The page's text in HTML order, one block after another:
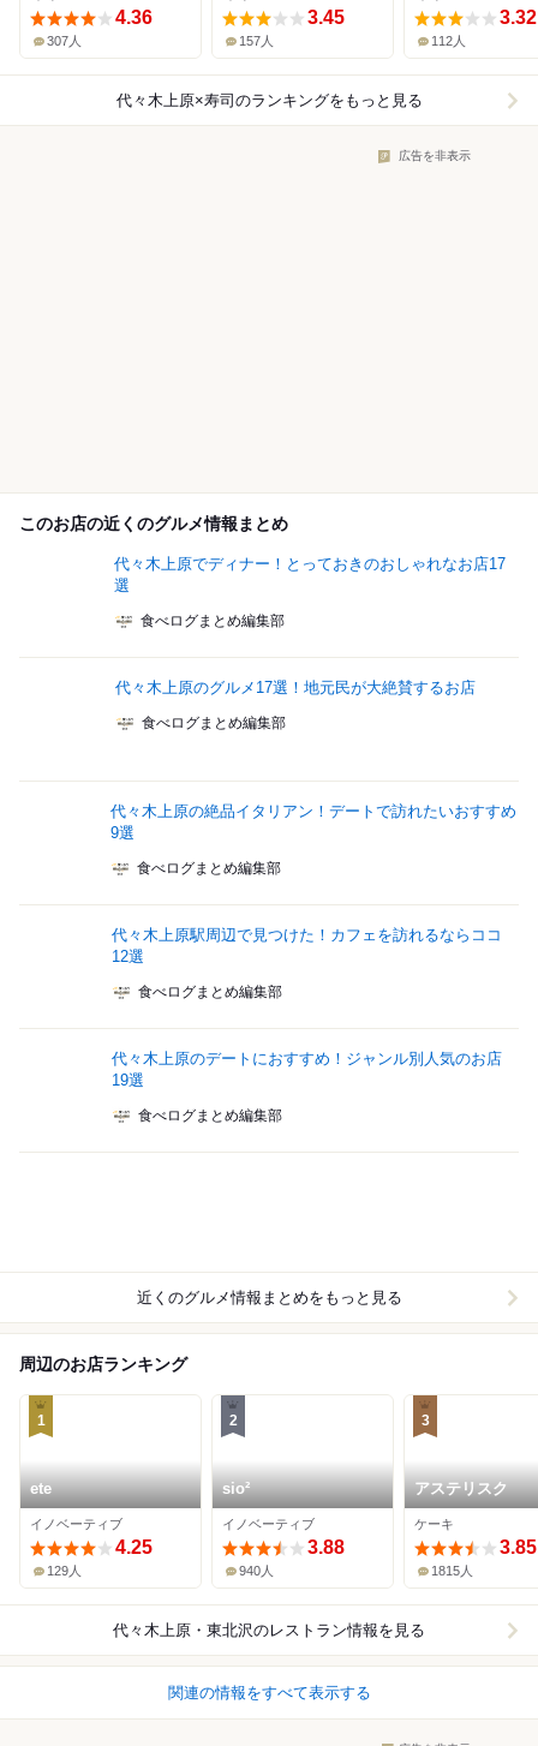
4.36
307人
3.45
157人
3.32
112人
代々木上原×寿司 のランキングをもっと見る
広告を非表示
このお店の近くのグルメ情報まとめ
代々木上原でディナー！とっておきのおしゃれなお店17
選
食べログまとめ編集部
代々木上原のグルメ17選！地元民が大絶賛するお店
食べログまとめ編集部
代々木上原の絶品イタリアン！デートで訪れたいおすすめ
9選
食べログまとめ編集部
代々木上原駅周辺で見つけた！カフェを訪れるならココ
12選
食べログまとめ編集部
代々木上原のデートにおすすめ！ジャンル別人気のお店
19選
食べログまとめ編集部
近くのグルメ情報まとめをもっと見る
周辺のお店ランキング
1
ete
イノベーティブ
4.25
129人
2
sio²
イノベーティブ
3.88
940人
3
アステリスク
ケーキ
3.85
1815人
代々木上原・東北沢のレストラン情報を見る
関連の情報をすべて表示する